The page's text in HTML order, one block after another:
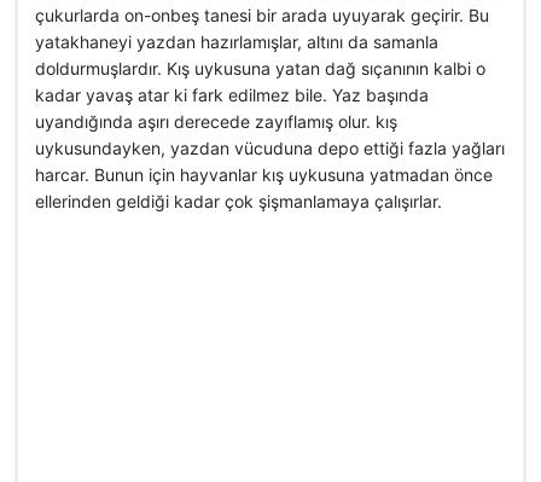
çukurlarda on-onbeş tanesi bir arada uyuyarak geçirir. Bu
yatakhaneyi yazdan hazırlamışlar, altını da samanla
doldurmuşlardır. Kış uykusuna yatan dağ sıçanının kalbi o
kadar yavaş atar ki fark edilmez bile. Yaz başında
uyandığında aşırı derecede zayıflamış olur. kış
uykusundayken, yazdan vücuduna depo ettiği fazla yağları
harcar. Bunun için hayvanlar kış uykusuna yatmadan önce
ellerinden geldiği kadar çok şişmanlamaya çalışırlar.